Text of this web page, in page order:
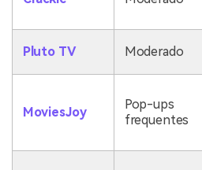
Pluto TV Moderado
MoviesJoy
Pop-ups
frequentes